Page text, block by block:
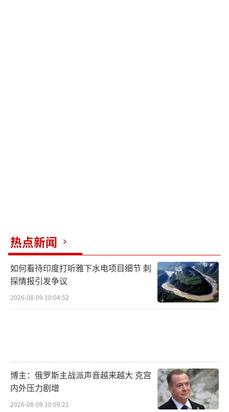
热点新闻
如何看待印度打听雅下水电项目细节 刺
探情报引发争议
2026-08-09 10:04:52
博主：俄罗斯主战派声音越来越大 克宫
内外压力剧增
2026-08-09 10:09:21